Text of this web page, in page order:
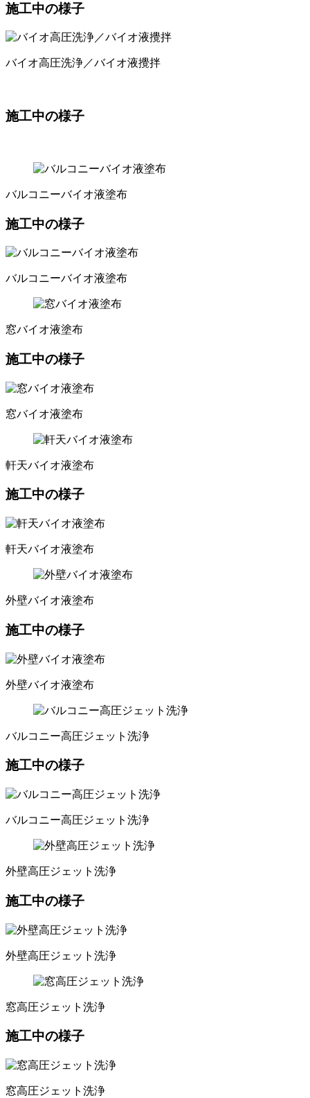
施工中の様子
バイオ高圧洗浄／バイオ液攪拌
施工中の様子
バルコニーバイオ液塗布
施工中の様子
バルコニーバイオ液塗布
窓バイオ液塗布
施工中の様子
窓バイオ液塗布
軒天バイオ液塗布
施工中の様子
軒天バイオ液塗布
外壁バイオ液塗布
施工中の様子
外壁バイオ液塗布
バルコニー高圧ジェット洗浄
施工中の様子
バルコニー高圧ジェット洗浄
外壁高圧ジェット洗浄
施工中の様子
外壁高圧ジェット洗浄
窓高圧ジェット洗浄
施工中の様子
窓高圧ジェット洗浄